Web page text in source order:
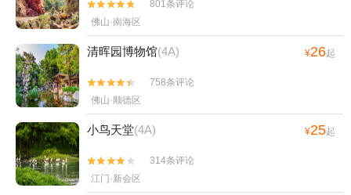


801条评论
佛山·南海区
清晖园博物馆(4A) ¥26起


758条评论
佛山·顺德区
小鸟天堂(4A) ¥25起


314条评论
江门·新会区